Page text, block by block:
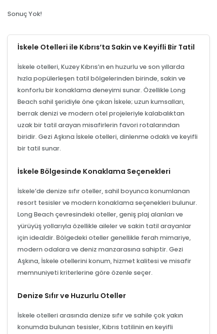
Sonuç Yok!
İskele Otelleri ile Kıbrıs’ta Sakin ve Keyifli Bir Tatil
İskele otelleri, Kuzey Kıbrıs’ın en huzurlu ve son yıllarda
hızla popülerleşen tatil bölgelerinden birinde, sakin ve
konforlu bir konaklama deneyimi sunar. Özellikle Long
Beach sahil şeridiyle öne çıkan İskele; uzun kumsalları,
berrak denizi ve modern otel projeleriyle kalabalıktan
uzak bir tatil arayan misafirlerin favori rotalarından
biridir. Gezi Aşkına İskele otelleri, dinlenme odaklı ve keyifli
bir tatil sunar.
İskele Bölgesinde Konaklama Seçenekleri
İskele’de denize sıfır oteller, sahil boyunca konumlanan
resort tesisler ve modern konaklama seçenekleri bulunur.
Long Beach çevresindeki oteller, geniş plaj alanları ve
yürüyüş yollarıyla özellikle aileler ve sakin tatil arayanlar
için idealdir. Bölgedeki oteller genellikle ferah mimariye,
modern odalara ve deniz manzarasına sahiptir. Gezi
Aşkına, İskele otellerini konum, hizmet kalitesi ve misafir
memnuniyeti kriterlerine göre özenle seçer.
Denize Sıfır ve Huzurlu Oteller
İskele otelleri arasında denize sıfır ve sahile çok yakın
konumda bulunan tesisler, Kıbrıs tatilinin en keyifli